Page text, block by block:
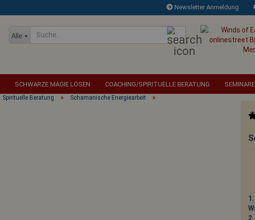
Newsletter Anmeldung
Alle
Suche...
SCHWARZE MAGIE LÖSEN COACHING/SPIRITUELLE BERATUNG
Spirituelle Beratung » Schamanische Energiearbeit »